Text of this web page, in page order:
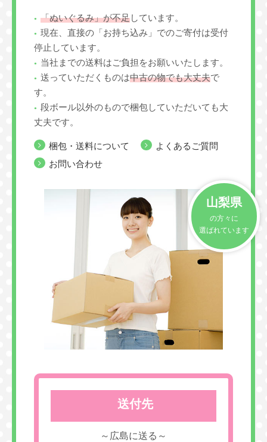
「ぬいぐるみ」が不足しています。
現在、直接の「お持ち込み」でのご寄付は受付
停止しています。
当社までの送料はご負担をお願いいたします。
送っていただくものは中古の物でも大丈夫で
す。
段ボール以外のもので梱包していただいても大
丈夫です。
梱包・送料について
よくあるご質問
お問い合わせ
山梨県
の方々に
選ばれています
送付先
～広島に送る～